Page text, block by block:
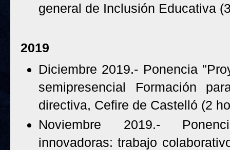
general de Inclusión Educativa
2019
Diciembre 2019.- Ponencia
semipresencial Formación
directiva, Cefire de Castelló (2
Noviembre 2019.-
innovadoras: trabajo